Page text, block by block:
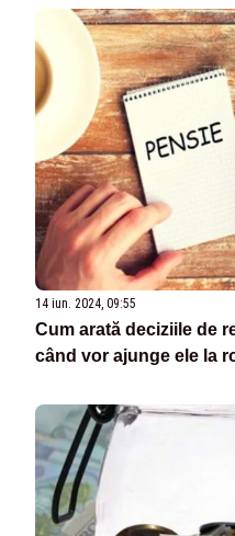
14 iun. 2024, 09:55
Cum arată deciziile de
când vor ajunge ele la